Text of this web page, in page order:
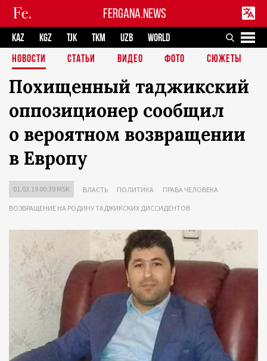
FERGANA.NEWS
KAZ KGZ TJK TKM UZB
WORLD
НОВОСТИ
СТАТЬИ ВИДЕО ФОТО СЮЖЕТЫ
Похищенный таджикский
оппозиционер сообщил
о вероятном возвращении
в Европу
01.03.19 00:39 MSK ВЛАСТЬ ПОЛИТИКА ПРАВА ЧЕЛОВЕКА
ВОЗВРАЩЕНИЕ НА РОДИНУ ТАДЖИКСКИХ ДИССИДЕНТОВ